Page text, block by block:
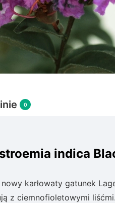
0
indica
karłowaty gatunek
z ciemnofioletowymi